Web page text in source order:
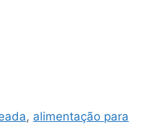
, alimentação para